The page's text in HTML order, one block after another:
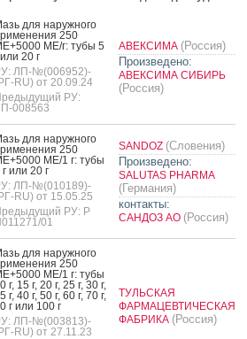
для на­руж­но­го
250
МЕ/г: ту­бы 5
или 20 г
ЛП-№(006952)-
RU) от 20.09.24
РУ:
008563
АВЕКСИМА (Россия)
Произведено:
АВЕКСИМА СИБИРЬ
(Россия)
для на­руж­но­го
250
МЕ/1 г: ту­бы
г или 20 г
ЛП-№(010189)-
RU) от 15.05.25
РУ: Р
01
SANDOZ (Словения)
Произведено:
SALUTAS PHARMA
(Германия)
контакты:
САНДОЗ АО (Россия)
для на­руж­но­го
250
МЕ/1 г: ту­бы
г, 15 г, 20 г, 25 г, 30 г,
г, 40 г, 50 г, 60 г, 70 г,
г или 100 г
ЛП-№(003813)-
RU) от 27.11.23
ТУЛЬСКАЯ
ФАРМАЦЕВТИЧЕСКАЯ
ФАБРИКА (Россия)